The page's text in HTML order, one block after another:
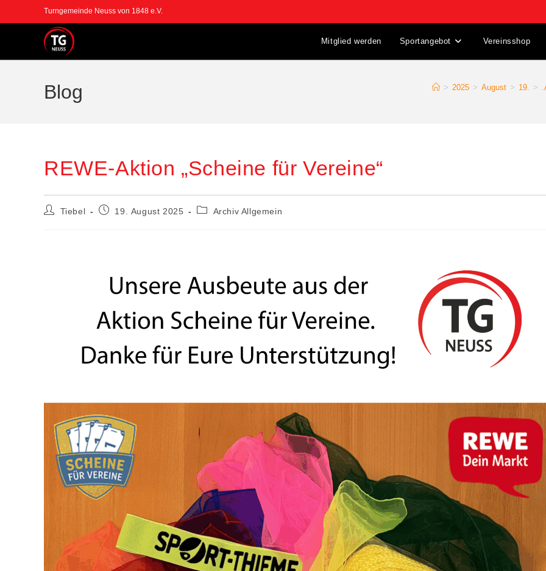
Inhalt
Turngemeinde Neuss von 1848 e.V.
Mitglied werden Sportangebot Vereinsshop
Blog > 2025 > August > 19. >
REWE-Aktion „Scheine für Vereine“
Beitrags-
Tiebel
Beitrag19. August 2025
Beitrags-
Archiv Allgemein